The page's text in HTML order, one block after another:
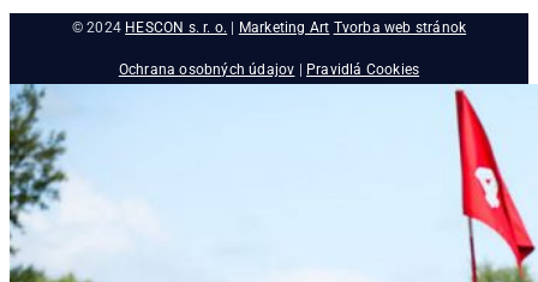
© 2024 HESCON s. r. o. | Marketing Art Tvorba web stránok
Ochrana osobných údajov Pravidlá Cookies